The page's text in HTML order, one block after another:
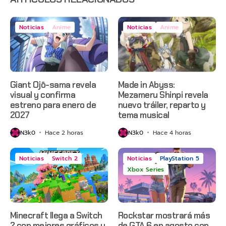
Noticias Anime
Giant Ojō-sama revela
visual y confirma
estreno para enero de
2027
N3k0 Hace 2 horas
Noticias Anime
Made in Abyss:
Mezameru Shinpi revela
nuevo tráiler, reparto y
tema musical
N3k0 Hace 4 horas
Noticias Switch 2
Minecraft llega a Switch
Noticias
PlayStation 5
Xbox Series
Rockstar mostrará más